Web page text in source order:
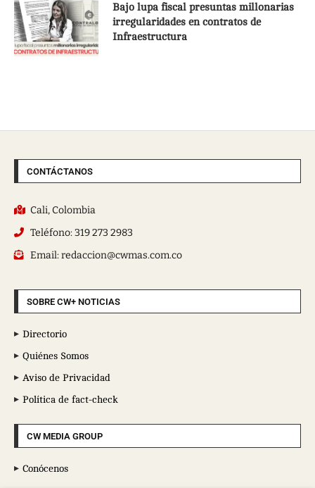
Bajo lupa fiscal presuntas millonarias
irregularidades en contratos de
Infraestructura
CONTÁCTANOS
Cali, Colombia
Teléfono: 319 273 2983
Email: redaccion@cwmas.com.co
SOBRE CW+ NOTICIAS
Directorio
Quiénes Somos
Aviso de Privacidad
Política de fact-check
CW MEDIA GROUP
Conócenos